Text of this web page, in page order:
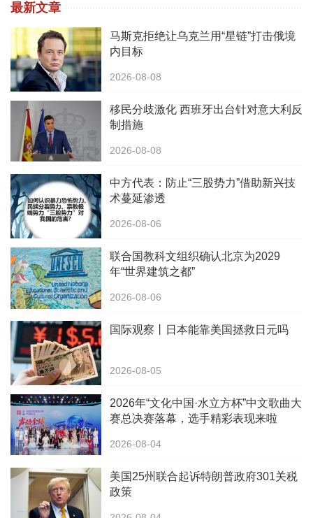
最新文章
马斯克拒绝让乌克兰用“星链”打击俄境
内目标
2026-08-08
移民分歧激化 西班牙出台针对意大利反
制措施
2026-08-08
中方代表：防止“三股势力”借助新兴技
术蔓延渗透
2026-08-06
联合国教科文组织确认北京为2029
年“世界建筑之都”
2026-08-06
国际观察丨日本能靠美国拯救日元吗
2026-08-05
2026年“文化中国·水立方杯”中文歌曲大
赛总决赛落幕，选手精彩表现来啦
2026-08-04
美国25州联合起诉特朗普政府301关税
政策